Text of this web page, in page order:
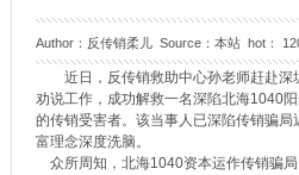
Author：反传销柔儿 Source：本站 hot：
近日，反传销救助中心孙老师赶赴深
劝说工作，成功解救一名深陷北海1040
的传销受害者。该当事人已深陷传销骗
富理念深度洗脑。
众所周知，北海1040资本运作传销骗